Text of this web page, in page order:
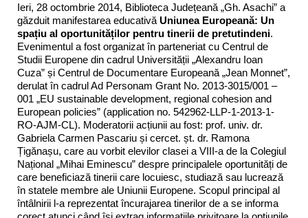
Ieri, 28 octombrie 2014, Biblioteca Județeană „Gh. Asachi” a
găzduit manifestarea educativă Uniunea Europeană: Un
spațiu al oportunităților pentru tinerii de pretutindeni.
Evenimentul a fost organizat în parteneriat cu Centrul de
Studii Europene din cadrul Universității „Alexandru Ioan
Cuza” și Centrul de Documentare Europeană „Jean Monnet”,
derulat în cadrul Ad Personam Grant No. 2013-3015/001 –
001 „EU sustainable development, regional cohesion and
European policies” (application no. 542962-LLP-1-2013-1-
RO-AJM-CL). Moderatorii acțiunii au fost: prof. univ. dr.
Gabriela Carmen Pascariu și cercet. șt. dr. Ramona
Țigănașu, care au vorbit elevilor clasei a VIII-a de la Colegiul
Național „Mihai Eminescu” despre principalele oportunități de
care beneficiază tinerii care locuiesc, studiază sau lucrează
în statele membre ale Uniunii Europene. Scopul principal al
întâlnirii l-a reprezentat încurajarea tinerilor de a se informa